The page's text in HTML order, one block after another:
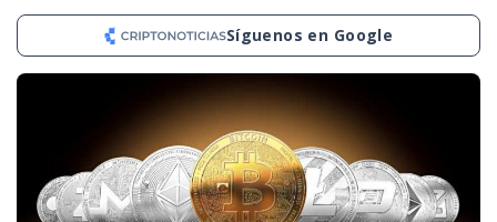
Síguenos en Google